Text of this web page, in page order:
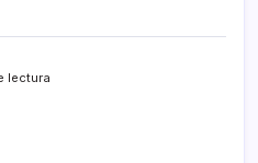
lectura